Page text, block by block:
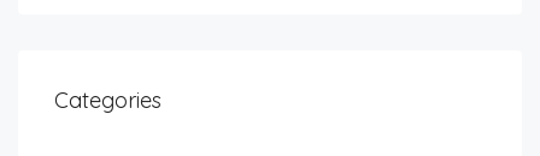
Categories